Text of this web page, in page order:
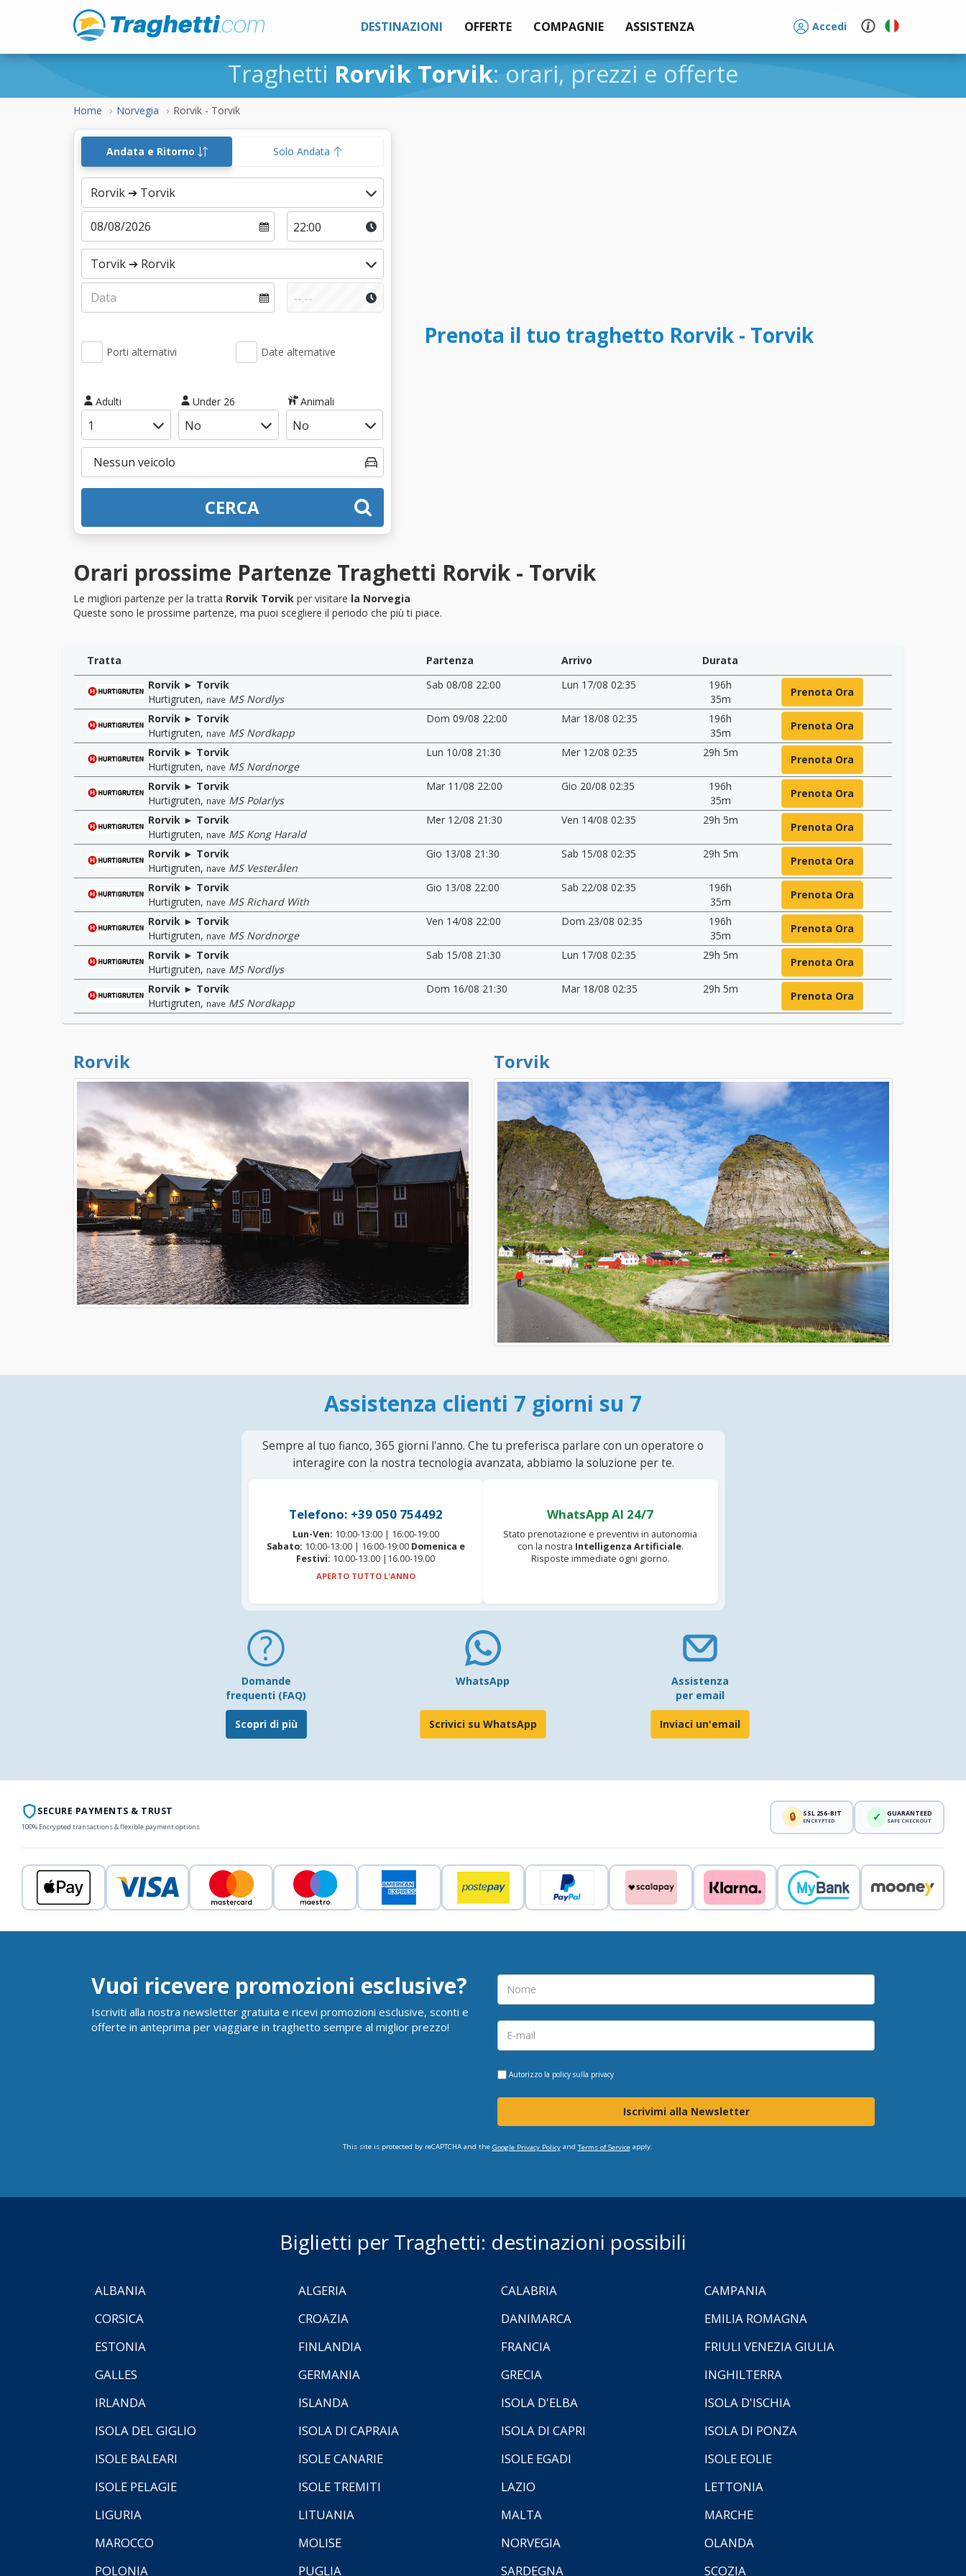
DESTINAZIONI OFFERTE COMPAGNIE ASSISTENZA Accedi
Traghetti Rorvik Torvik: orari, prezzi e offerte
Home Norvegia Rorvik - Torvik
Andata e Ritorno Solo Andata
Porti alternativi Date alternative
Adulti Under 26 Animali
CERCA
Prenota il tuo traghetto Rorvik - Torvik
Orari prossime Partenze Traghetti Rorvik - Torvik
Le migliori partenze per la tratta Rorvik Torvik per visitare la Norvegia
Queste sono le prossime partenze, ma puoi scegliere il periodo che più ti piace.
Tratta Partenza Arrivo
Durata
Rorvik ► Torvik
Hurtigruten, nave MS Nordlys
Sab 08/08 22:00 Lun 17/08 02:35
196h
35m
Prenota Ora
Rorvik ► Torvik
Hurtigruten, nave MS Nordkapp
Dom 09/08 22:00 Mar 18/08 02:35
196h
35m
Prenota Ora
Rorvik ► Torvik
Hurtigruten, nave MS Nordnorge
Lun 10/08 21:30 Mer 12/08 02:35 29h 5m
Prenota Ora
Rorvik ► Torvik
Hurtigruten, nave MS Polarlys
Mar 11/08 22:00 Gio 20/08 02:35
196h
35m
Prenota Ora
Rorvik ► Torvik
Hurtigruten, nave MS Kong Harald
Mer 12/08 21:30 Ven 14/08 02:35 29h 5m
Prenota Ora
Rorvik ► Torvik
Hurtigruten, nave MS Vesterålen
Gio 13/08 21:30 Sab 15/08 02:35 29h 5m
Prenota Ora
Rorvik ► Torvik
Hurtigruten, nave MS Richard With
Gio 13/08 22:00 Sab 22/08 02:35
196h
35m
Prenota Ora
Rorvik ► Torvik
Hurtigruten, nave MS Nordnorge
Ven 14/08 22:00 Dom 23/08 02:35
196h
35m
Prenota Ora
Rorvik ► Torvik
Hurtigruten, nave MS Nordlys
Sab 15/08 21:30 Lun 17/08 02:35 29h 5m
Prenota Ora
Rorvik ► Torvik
Hurtigruten, nave MS Nordkapp
Dom 16/08 21:30 Mar 18/08 02:35 29h 5m
Prenota Ora
Rorvik Torvik
Assistenza clienti 7 giorni su 7
Sempre al tuo fianco, 365 giorni l'anno. Che tu preferisca parlare con un operatore o
interagire con la nostra tecnologia avanzata, abbiamo la soluzione per te.
Telefono: +39 050 754492
Lun-Ven: 10:00-13:00 | 16:00-19:00
Sabato: 10:00-13:00 | 16:00-19:00 Domenica e
Festivi: 10.00-13.00 |16.00-19.00
APERTO TUTTO L'ANNO
WhatsApp AI 24/7
Stato prenotazione e preventivi in autonomia
con la nostra Intelligenza Artificiale.
Risposte immediate ogni giorno.
Domande
frequenti (FAQ)
Scopri di più
WhatsApp
Scrivici su WhatsApp
Assistenza
per email
Inviaci un'email
SECURE PAYMENTS & TRUST
100% Encrypted transactions & flexible payment options
🔒 SSL 256-BIT
ENCRYPTED ✓ GUARANTEED
SAFE CHECKOUT
Vuoi ricevere promozioni esclusive?
Iscriviti alla nostra newsletter gratuita e ricevi promozioni esclusive, sconti e
offerte in anteprima per viaggiare in traghetto sempre al miglior prezzo!
Autorizzo la policy sulla privacy
Iscrivimi alla Newsletter
This site is protected by reCAPTCHA and the Google Privacy Policyand Terms of Serviceapply.
Biglietti per Traghetti: destinazioni possibili
ALBANIA ALGERIA CALABRIA
CAMPANIA
CORSICA
CROAZIA DANIMARCA
EMILIA ROMAGNA
ESTONIA
FINLANDIA FRANCIA
FRIULI VENEZIA GIULIA
GALLES
GERMANIA GRECIA
INGHILTERRA
IRLANDA
ISLANDA ISOLA D'ELBA
ISOLA D'ISCHIA
ISOLA DEL GIGLIO
ISOLA DI CAPRAIA ISOLA DI CAPRI
ISOLA DI PONZA
ISOLE BALEARI
ISOLE CANARIE ISOLE EGADI
ISOLE EOLIE
ISOLE PELAGIE
ISOLE TREMITI LAZIO
LETTONIA
LIGURIA
LITUANIA MALTA
MARCHE
MAROCCO
MOLISE NORVEGIA
OLANDA
POLONIA
PUGLIA SARDEGNA SCOZIA